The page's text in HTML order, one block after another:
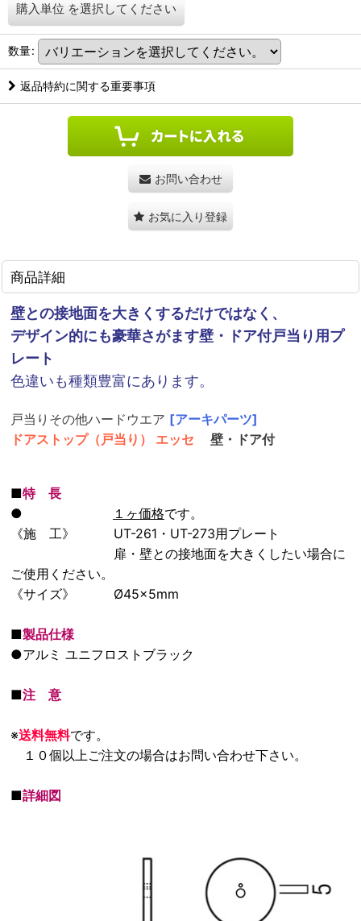
購入単位 を選択してください
数量:
返品特約に関する重要事項
お問い合わせ
お気に入り登録
商品詳細
壁との接地面を大きくするだけではなく、
デザイン的にも豪華さがます壁・ドア付戸当り用プ
レート
色違いも種類豊富にあります。
戸当りその他ハードウエア [アーキパーツ]
ドアストップ（戸当り） エッセ
壁・ドア付
■特 長
●
１ヶ価格です。
《施 工》 UT-261・UT-273用プレート
扉・壁との接地面を大きくしたい場合に
ご使用ください。
《サイズ》 Ø45×5mm
■製品仕様
●アルミ ユニフロストブラック
■注 意
※送料無料です。
１０個以上ご注文の場合はお問い合わせ下さい。
■詳細図